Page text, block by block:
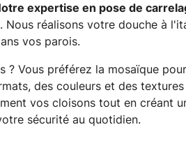
expertise en pose de
. Nous réalisons votre douche à
vos parois.
? Vous préférez la mosaïque
des couleurs et des
vos cloisons tout en créant
sécurité au quotidien.